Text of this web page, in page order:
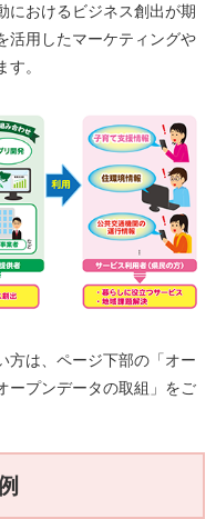
おけるビジネス創出が期
活用したマーケティングや
。
方は、ページ下部の「オー
ープンデータの取組」をご